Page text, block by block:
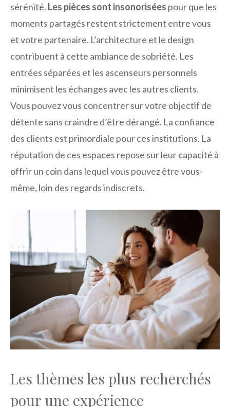
sérénité. Les pièces sont insonorisées pour que les
moments partagés restent strictement entre vous
et votre partenaire. L’architecture et le design
contribuent à cette ambiance de sobriété. Les
entrées séparées et les ascenseurs personnels
minimisent les échanges avec les autres clients.
Vous pouvez vous concentrer sur votre objectif de
détente sans craindre d’être dérangé. La confiance
des clients est primordiale pour ces institutions. La
réputation de ces espaces repose sur leur capacité à
offrir un coin dans lequel vous pouvez être vous-
même, loin des regards indiscrets.
Les thèmes les plus recherchés
pour une expérience